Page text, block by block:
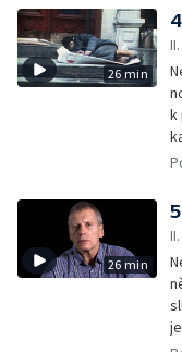
26 min
k
26 min